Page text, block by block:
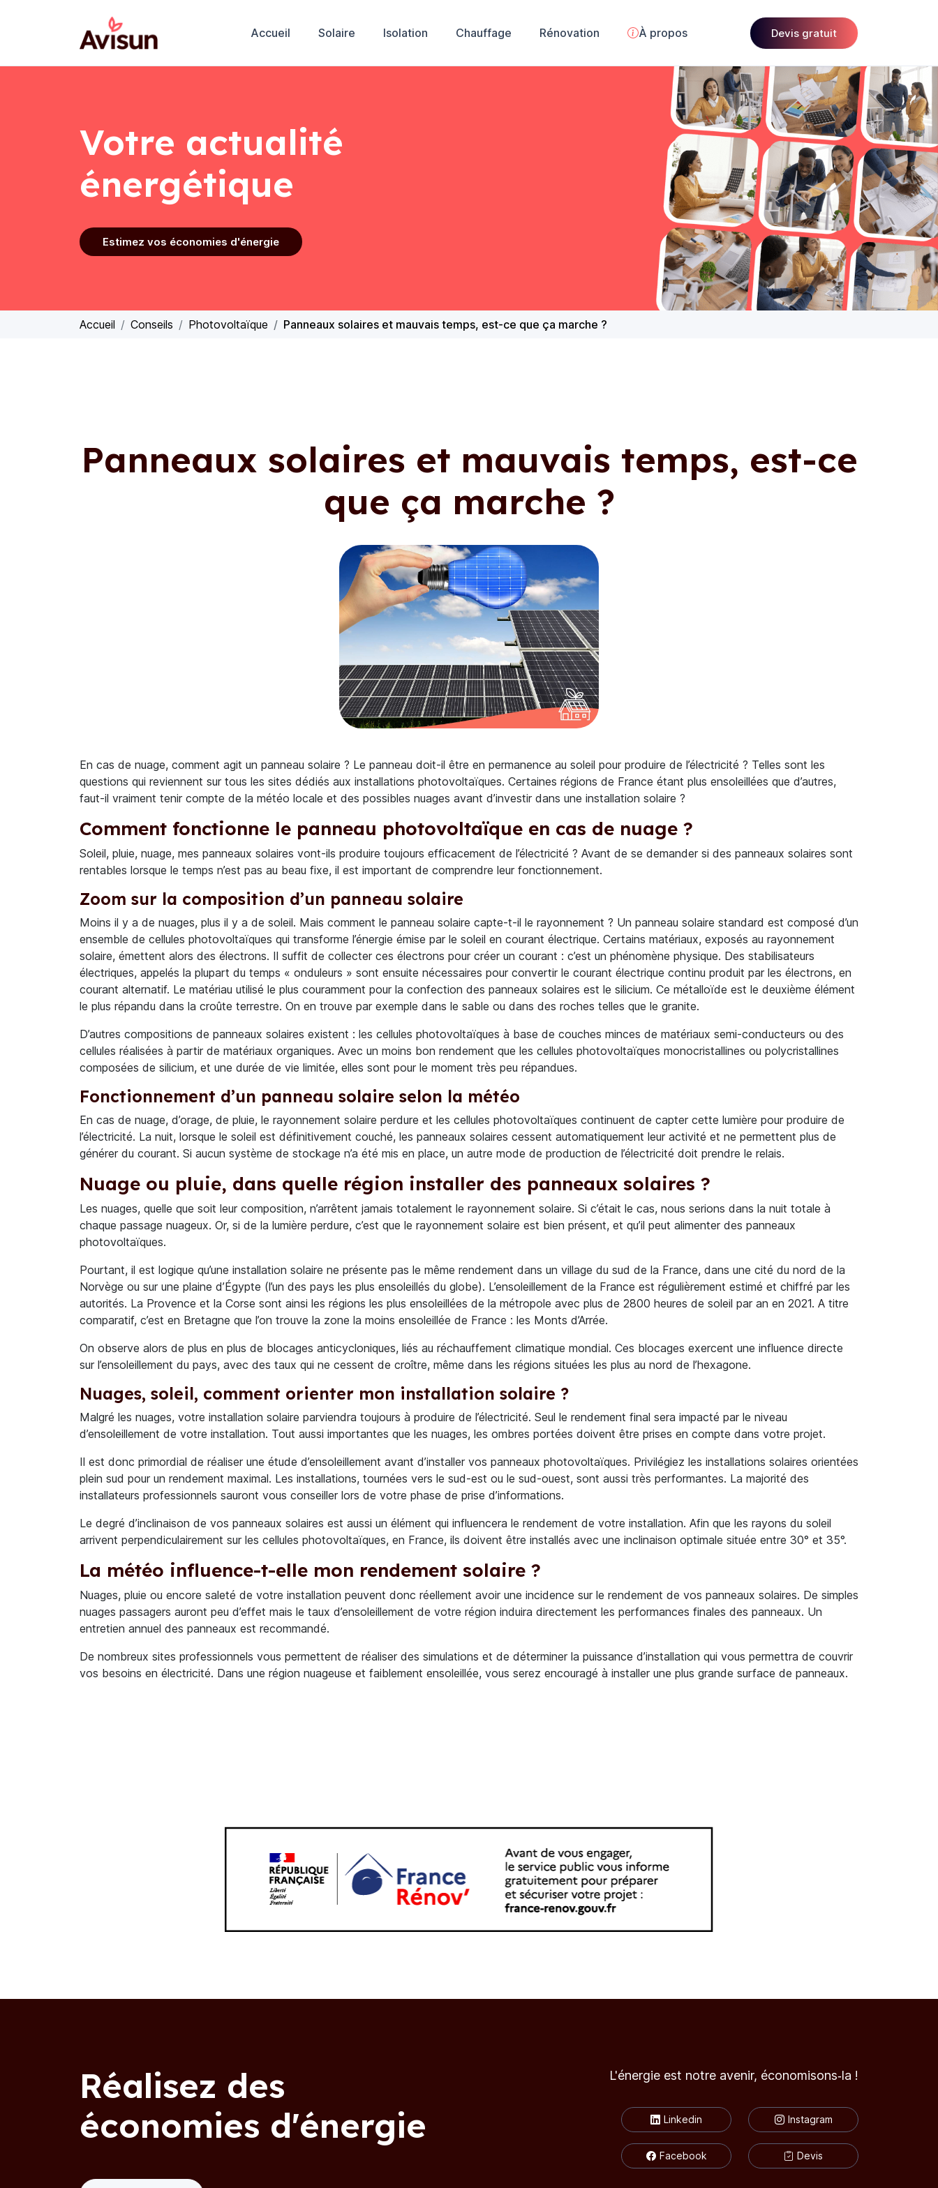
Devis gratuit
Accueil Solaire Isolation Chauffage Rénovation À propos
Votre actualité
énergétique
Estimez vos économies d'énergie
Accueil Conseils Photovoltaïque Panneaux solaires et mauvais temps, est-ce que ça marche ?
Panneaux solaires et mauvais temps, est-ce
que ça marche ?
En cas de nuage, comment agit un panneau solaire ? Le panneau doit-il être en permanence au soleil pour produire de l’électricité ? Telles sont les
questions qui reviennent sur tous les sites dédiés aux installations photovoltaïques. Certaines régions de France étant plus ensoleillées que d’autres,
faut-il vraiment tenir compte de la météo locale et des possibles nuages avant d’investir dans une installation solaire ?
Comment fonctionne le panneau photovoltaïque en cas de nuage ?
Soleil, pluie, nuage, mes panneaux solaires vont-ils produire toujours efficacement de l’électricité ? Avant de se demander si des panneaux solaires sont
rentables lorsque le temps n’est pas au beau fixe, il est important de comprendre leur fonctionnement.
Zoom sur la composition d’un panneau solaire
Moins il y a de nuages, plus il y a de soleil. Mais comment le panneau solaire capte-t-il le rayonnement ? Un panneau solaire standard est composé d’un
ensemble de cellules photovoltaïques qui transforme l’énergie émise par le soleil en courant électrique. Certains matériaux, exposés au rayonnement
solaire, émettent alors des électrons. Il suffit de collecter ces électrons pour créer un courant : c’est un phénomène physique. Des stabilisateurs
électriques, appelés la plupart du temps « onduleurs » sont ensuite nécessaires pour convertir le courant électrique continu produit par les électrons, en
courant alternatif. Le matériau utilisé le plus couramment pour la confection des panneaux solaires est le silicium. Ce métalloïde est le deuxième élément
le plus répandu dans la croûte terrestre. On en trouve par exemple dans le sable ou dans des roches telles que le granite.
D’autres compositions de panneaux solaires existent : les cellules photovoltaïques à base de couches minces de matériaux semi-conducteurs ou des
cellules réalisées à partir de matériaux organiques. Avec un moins bon rendement que les cellules photovoltaïques monocristallines ou polycristallines
composées de silicium, et une durée de vie limitée, elles sont pour le moment très peu répandues.
Fonctionnement d’un panneau solaire selon la météo
En cas de nuage, d’orage, de pluie, le rayonnement solaire perdure et les cellules photovoltaïques continuent de capter cette lumière pour produire de
l’électricité. La nuit, lorsque le soleil est définitivement couché, les panneaux solaires cessent automatiquement leur activité et ne permettent plus de
générer du courant. Si aucun système de stockage n’a été mis en place, un autre mode de production de l’électricité doit prendre le relais.
Nuage ou pluie, dans quelle région installer des panneaux solaires ?
Les nuages, quelle que soit leur composition, n’arrêtent jamais totalement le rayonnement solaire. Si c’était le cas, nous serions dans la nuit totale à
chaque passage nuageux. Or, si de la lumière perdure, c’est que le rayonnement solaire est bien présent, et qu’il peut alimenter des panneaux
photovoltaïques.
Pourtant, il est logique qu’une installation solaire ne présente pas le même rendement dans un village du sud de la France, dans une cité du nord de la
Norvège ou sur une plaine d’Égypte (l’un des pays les plus ensoleillés du globe). L’ensoleillement de la France est régulièrement estimé et chiffré par les
autorités. La Provence et la Corse sont ainsi les régions les plus ensoleillées de la métropole avec plus de 2800 heures de soleil par an en 2021. A titre
comparatif, c’est en Bretagne que l’on trouve la zone la moins ensoleillée de France : les Monts d’Arrée.
On observe alors de plus en plus de blocages anticycloniques, liés au réchauffement climatique mondial. Ces blocages exercent une influence directe
sur l’ensoleillement du pays, avec des taux qui ne cessent de croître, même dans les régions situées les plus au nord de l’hexagone.
Nuages, soleil, comment orienter mon installation solaire ?
Malgré les nuages, votre installation solaire parviendra toujours à produire de l’électricité. Seul le rendement final sera impacté par le niveau
d’ensoleillement de votre installation. Tout aussi importantes que les nuages, les ombres portées doivent être prises en compte dans votre projet.
Il est donc primordial de réaliser une étude d’ensoleillement avant d’installer vos panneaux photovoltaïques. Privilégiez les installations solaires orientées
plein sud pour un rendement maximal. Les installations, tournées vers le sud-est ou le sud-ouest, sont aussi très performantes. La majorité des
installateurs professionnels sauront vous conseiller lors de votre phase de prise d’informations.
Le degré d’inclinaison de vos panneaux solaires est aussi un élément qui influencera le rendement de votre installation. Afin que les rayons du soleil
arrivent perpendiculairement sur les cellules photovoltaïques, en France, ils doivent être installés avec une inclinaison optimale située entre 30° et 35°.
La météo influence-t-elle mon rendement solaire ?
Nuages, pluie ou encore saleté de votre installation peuvent donc réellement avoir une incidence sur le rendement de vos panneaux solaires. De simples
nuages passagers auront peu d’effet mais le taux d’ensoleillement de votre région induira directement les performances finales des panneaux. Un
entretien annuel des panneaux est recommandé.
De nombreux sites professionnels vous permettent de réaliser des simulations et de déterminer la puissance d’installation qui vous permettra de couvrir
vos besoins en électricité. Dans une région nuageuse et faiblement ensoleillée, vous serez encouragé à installer une plus grande surface de panneaux.
Réalisez des
économies d'énergie
L'énergie est notre avenir, économisons‑la !
Linkedin Instagram
Facebook Devis